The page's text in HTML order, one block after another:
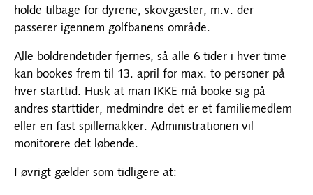
holde tilbage for dyrene, skovgæster, m.v. der
passerer igennem golfbanens område.
Alle boldrendetider fjernes, så alle 6 tider i hver time
kan bookes frem til 13. april for max. to personer på
hver starttid. Husk at man IKKE må booke sig på
andres starttider, medmindre det er et familiemedlem
eller en fast spillemakker. Administrationen vil
monitorere det løbende.
I øvrigt gælder som tidligere at: